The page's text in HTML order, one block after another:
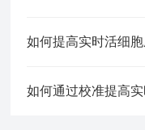
如何提高实时活细
如何通过校准提高